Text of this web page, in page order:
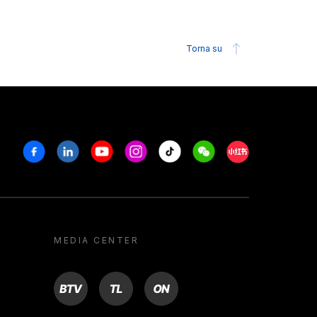
Torna su
FacebookLinkedinYoutubeInstagram
Tiktok WeechatXiaohongshu/
MEDIA CENTER
BTV TL ON